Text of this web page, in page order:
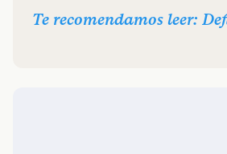
Te recomendamos leer: